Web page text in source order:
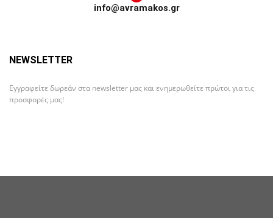
info@avramakos.gr
NEWSLETTER
Εγγραφείτε δωρεάν στα newsletter μας και ενημερωθείτε πρώτοι για τις
προσφορές μας!